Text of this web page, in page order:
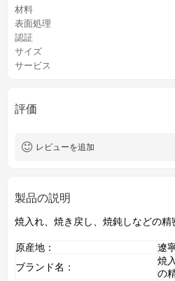
材料
表面処理
認証
サイズ
サービス
評価
レビューを追加
製品の説明
焼入れ、焼き戻し、焼鈍しなどの精
原産地：
遼
ブランド名：
焼
の